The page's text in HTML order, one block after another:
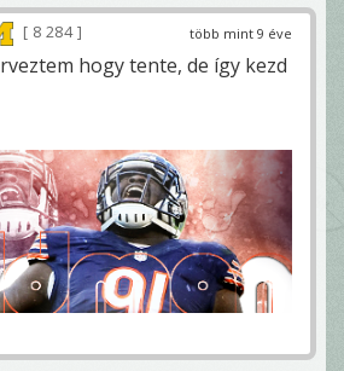
több mint 9 éve
8 284
hogy tente, de így kezd